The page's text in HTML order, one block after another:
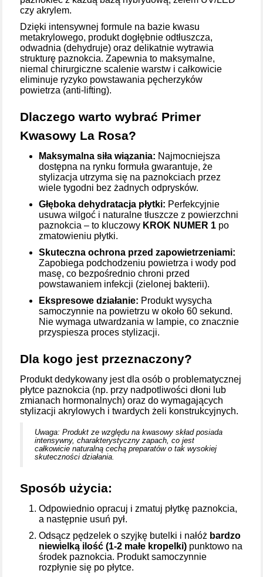
czy akrylem.
Dzięki intensywnej formule na bazie kwasu
metakrylowego, produkt dogłębnie odtłuszcza,
odwadnia (dehydruje) oraz delikatnie wytrawia
strukturę paznokcia. Zapewnia to maksymalne,
niemal chirurgiczne scalenie warstw i całkowicie
eliminuje ryzyko powstawania pęcherzyków
powietrza (anti-lifting).
Dlaczego warto wybrać Primer
Kwasowy La Rosa?
Maksymalna siła wiązania: Najmocniejsza
dostępna na rynku formuła gwarantuje, że
stylizacja utrzyma się na paznokciach przez
wiele tygodni bez żadnych odprysków.
Głęboka dehydratacja płytki: Perfekcyjnie
usuwa wilgoć i naturalne tłuszcze z powierzchni
paznokcia – to kluczowy KROK NUMER 1 po
zmatowieniu płytki.
Skuteczna ochrona przed zapowietrzeniami:
Zapobiega podchodzeniu powietrza i wody pod
masę, co bezpośrednio chroni przed
powstawaniem infekcji (zielonej bakterii).
Ekspresowe działanie: Produkt wysycha
samoczynnie na powietrzu w około 60 sekund.
Nie wymaga utwardzania w lampie, co znacznie
przyspiesza proces stylizacji.
Dla kogo jest przeznaczony?
Produkt dedykowany jest dla osób o problematycznej
płytce paznokcia (np. przy nadpotliwości dłoni lub
zmianach hormonalnych) oraz do wymagających
stylizacji akrylowych i twardych żeli konstrukcyjnych.
Uwaga: Produkt ze względu na kwasowy skład posiada
intensywny, charakterystyczny zapach, co jest
całkowicie naturalną cechą preparatów o tak wysokiej
skuteczności działania.
Sposób użycia:
Odpowiednio opracuj i zmatuj płytkę paznokcia,
a następnie usuń pył.
Odsącz pędzelek o szyjkę butelki i nałóż bardzo
niewielką ilość (1-2 małe kropelki) punktowo na
środek paznokcia. Produkt samoczynnie
rozpłynie się po płytce.